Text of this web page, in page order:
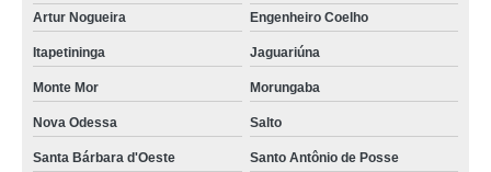
Artur Nogueira
Engenheiro Coelho
Itapetininga Jaguariúna
Monte Mor Morungaba
Nova Odessa Salto
Santa Bárbara d'Oeste Santo Antônio de Posse